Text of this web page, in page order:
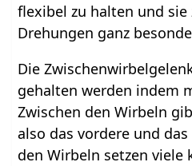
flexibel zu halten und
Drehungen ganz
Die
gehalten werden indem
Zwischen den Wirbeln
also das vordere und
den Wirbeln setzen viele